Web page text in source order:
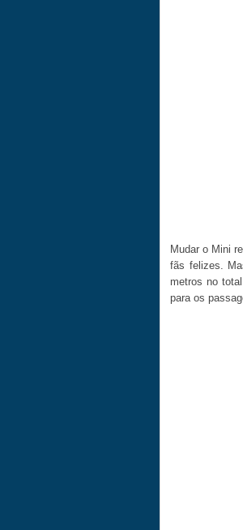
Mudar o Mini
fãs felizes.
metros no
para os